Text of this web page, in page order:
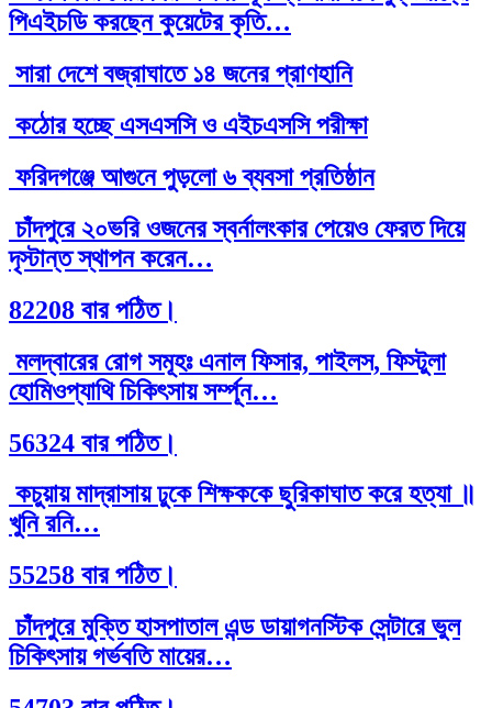
পিএইচডি করছেন কুয়েটের কৃতি…
সারা দেশে বজ্রাঘাতে ১৪ জনের প্রাণহানি
কঠোর হচ্ছে এসএসসি ও এইচএসসি পরীক্ষা
ফরিদগঞ্জে আগুনে পুড়লো ৬ ব্যবসা প্রতিষ্ঠান
চাঁদপুরে ২০ভরি ওজনের স্বর্নালংকার পেয়েও ফেরত দিয়ে
দৃস্টান্ত স্থাপন করেন…
82208 বার পঠিত।
মলদ্বারের রোগ সমূহঃ এনাল ফিসার, পাইলস, ফিস্টুলা
হোমিওপ্যাথি চিকিৎসায় সর্ম্পূন…
56324 বার পঠিত।
কচুয়ায় মাদ্রাসায় ঢুকে শিক্ষককে ছুরিকাঘাত করে হত্যা ॥
খুনি রনি…
55258 বার পঠিত।
চাঁদপুরে মুক্তি হাসপাতাল এন্ড ডায়াগনস্টিক সেন্টারে ভুল
চিকিৎসায় গর্ভবতি মায়ের…